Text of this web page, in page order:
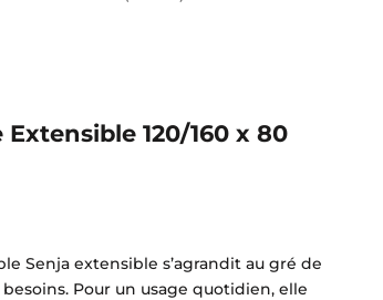
Extensible 120/160 x 80
Senja extensible s’agrandit au gré de
Pour un usage quotidien, elle